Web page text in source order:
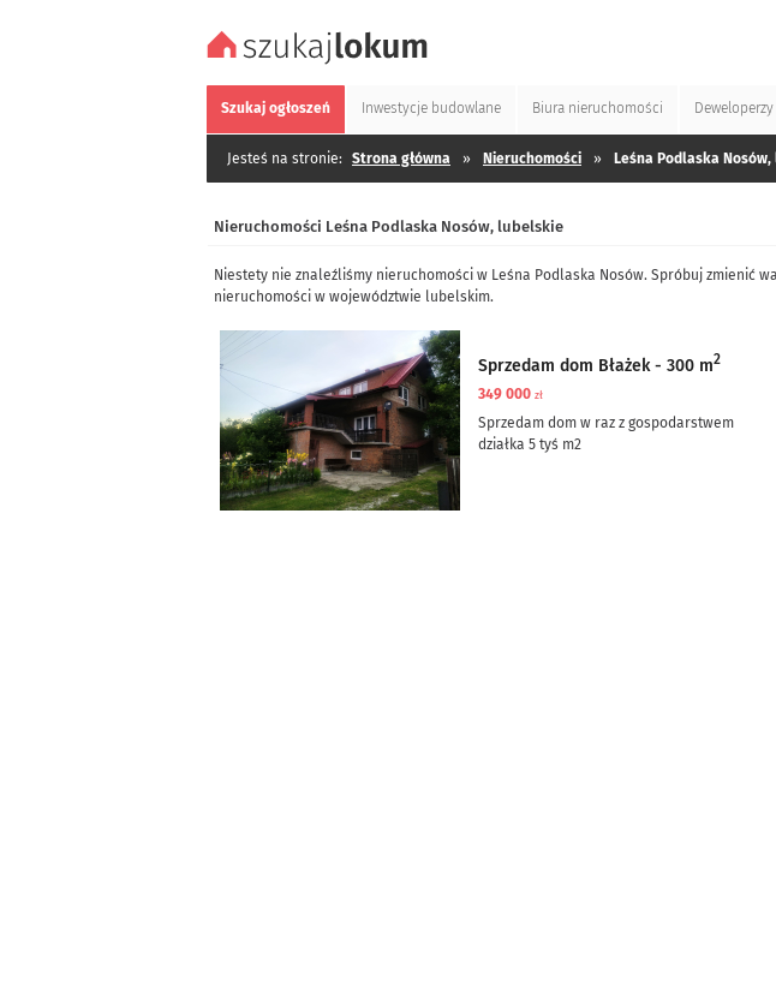
Szukaj ogłoszeń Inwestycje budowlane Biura nieruchomości Deweloperzy
Jesteś na stronie: Strona główna » Nieruchomości » Leśna Podlaska
Nieruchomości Leśna Podlaska Nosów, lubelskie
Niestety nie znaleźliśmy nieruchomości w Leśna Podlaska Nosów. Spróbuj zmienić
nieruchomości w województwie lubelskim.
Sprzedam dom Błażek - 300 m2
349 000 zł
Sprzedam dom w raz z gospodarstwem
działka 5 tyś m2